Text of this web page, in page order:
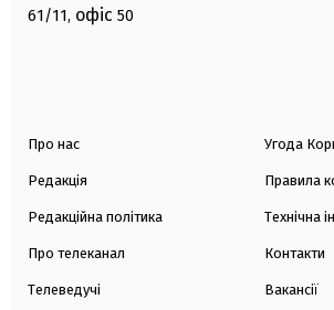
61/11, офіс 50
Про нас
Редакція
Редакційна політика
Про телеканал
Телеведучі
Угода
Правила
Технічна
Контакти
Вакансії